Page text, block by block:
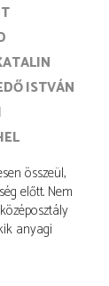
ISTVÁN
összeül,
előtt. Nem
anyagi